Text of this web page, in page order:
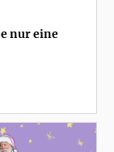
nur eine